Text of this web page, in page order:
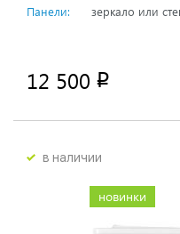
Панели: зеркало или
12 500 p
в наличии
новинки